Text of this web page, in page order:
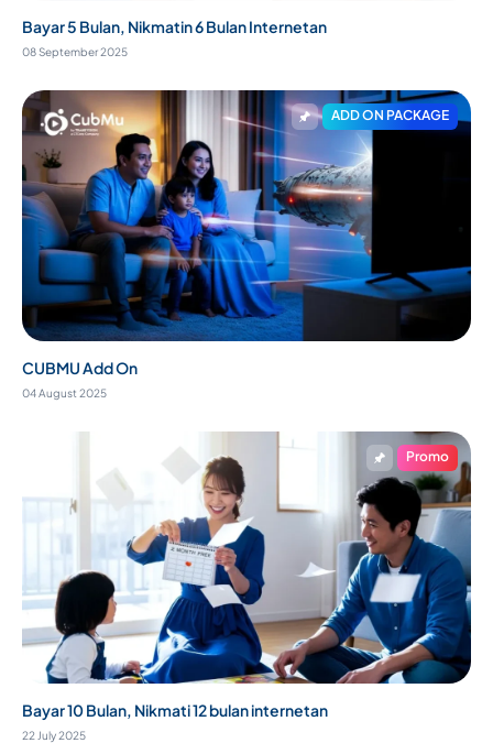
Bayar 5 Bulan, Nikmatin 6 Bulan Internetan
08 September 2025
ADD ON PACKAGE
CUBMU Add On
04 August 2025
Promo
Bayar 10 Bulan, Nikmati 12 bulan internetan
22 July 2025